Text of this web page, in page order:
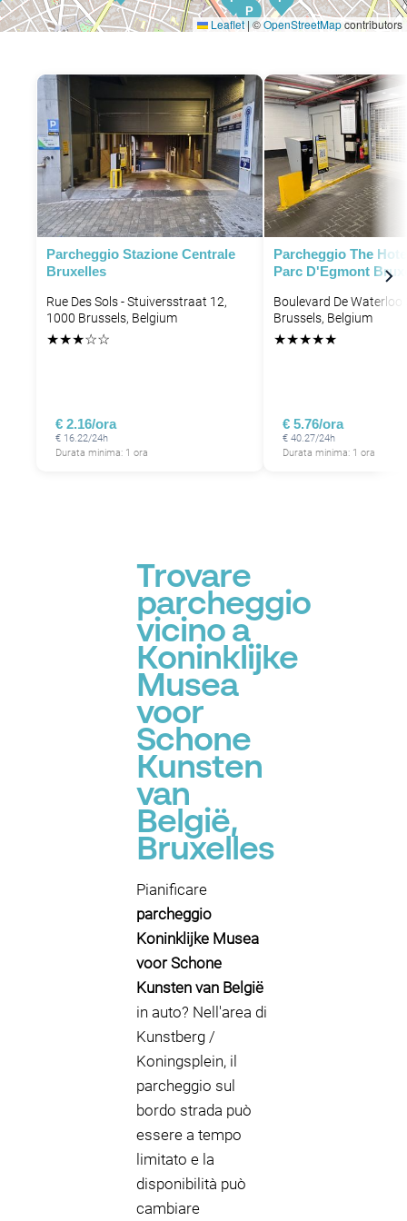
P
P
P
P
P
P
Leaflet |©OpenStreetMapcontributors
Parcheggio Stazione Centrale
Bruxelles
Rue Des Sols - Stuiversstraat 12,
1000 Brussels, Belgium
★★★☆☆
€ 2.16/ora
€ 16.22/24h
Durata minima: 1 ora
Parcheggio The
Parc D'Egmont
Boulevard De Waterloo
Brussels, Belgium
★★★★★
€ 5.76/ora
€ 40.27/24h
Durata minima: 1 ora
Trovare
parcheggio
vicino a
Koninklijke
Musea
voor
Schone
Kunsten
van
België,
Bruxelles
Pianificare
parcheggio
Koninklijke Musea
voor Schone
Kunsten van België
in auto? Nell'area di
Kunstberg /
Koningsplein, il
parcheggio sul
bordo strada può
essere a tempo
limitato e la
disponibilità può
cambiare